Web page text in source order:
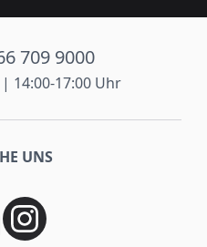
709 9000
14:00-17:00 Uhr
UNS